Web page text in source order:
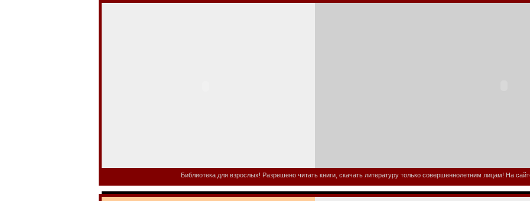
Библиотека для взрослых! Разрешено читать книги, скачать литературу только совершеннолетним лицам! На